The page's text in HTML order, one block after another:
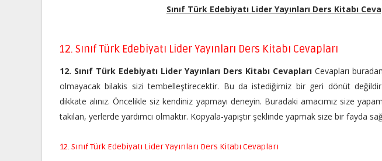
Sınıf Türk Edebiyatı Lider Yayınları Ders Kitabı
12. Sınıf Türk Edebiyatı Lider Yayınları Ders Kitabı Cevapları
12. Sınıf Türk Edebiyatı Lider Yayınları Ders Kitabı Cevapları Cevapları
olmayacak bilakis sizi tembelleştirecektir. Bu da istediğimiz bir geri dönüt değildir.
dikkate alınız. Öncelikle siz kendiniz yapmayı deneyin. Buradaki amacımız size
takılan, yerlerde yardımcı olmaktır. Kopyala-yapıştır şeklinde yapmak size bir fayda
12. Sınıf Türk Edebiyatı Lider Yayınları Ders Kitabı Cevapları